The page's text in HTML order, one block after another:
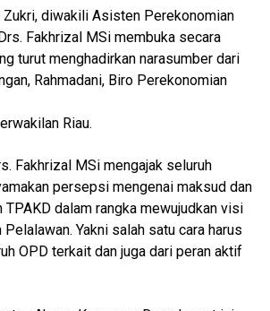
Zukri, diwakili Asisten Perekonomian
Fakhrizal MSi membuka secara
turut menghadirkan narasumber dari
Rahmadani, Biro Perekonomian
Riau.
Fakhrizal MSi mengajak seluruh
persepsi mengenai maksud dan
TPAKD dalam rangka mewujudkan visi
Yakni salah satu cara harus
OPD terkait dan juga dari peran aktif